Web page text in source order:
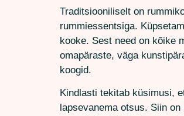
Traditsiooniliselt on
rummiessentsiga.
kooke. Sest need on kõike
omapäraste, väga
koogid.
Kindlasti tekitab küsimusi,
lapsevanema otsus. Siin